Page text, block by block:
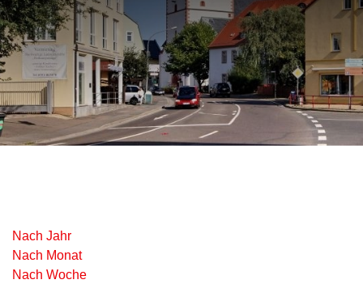
Nach Jahr
Nach Monat
Nach Woche